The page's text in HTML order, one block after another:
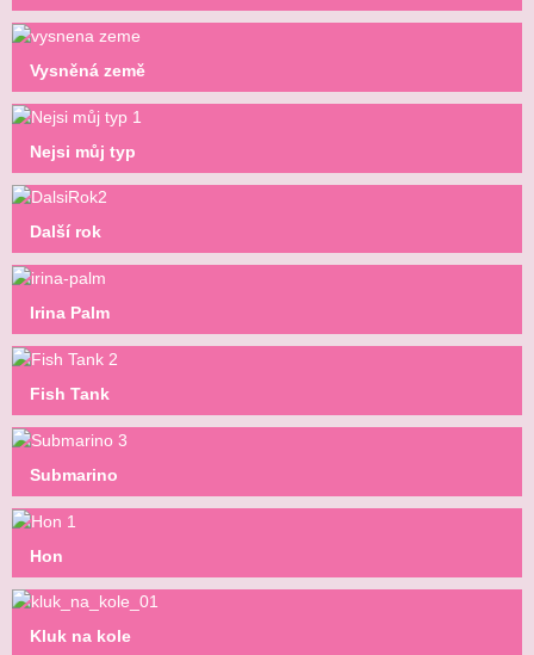
Vysněná země
Nejsi můj typ
Další rok
Irina Palm
Fish Tank
Submarino
Hon
Kluk na kole